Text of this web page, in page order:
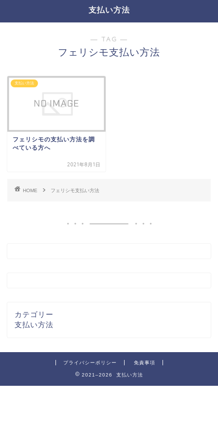
支払い方法
― TAG ―
フェリシモ支払い方法
支払い方法
フェリシモの支払い方法を調
べている方へ
2021年8月1日
HOME フェリシモ支払い方法
カテゴリー
支払い方法
プライバシーポリシー 免責事項
2021–2026 支払い方法